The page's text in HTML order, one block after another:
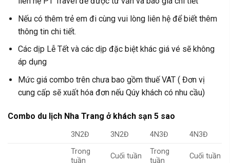
Nếu có thêm trẻ em đi cùng vui lòng liên hệ để biết thêm
thông tin chi tiết.
Các dịp Lễ Tết và các dịp đặc biệt khác giá vé sẽ không
áp dụng
Mức giá combo trên chưa bao gồm thuế VAT ( Đơn vị
cung cấp sẽ xuất hóa đơn nếu Qúy khách có nhu cầu)
Combo du lịch Nha Trang ở khách sạn 5 sao
3N2Đ 3N2Đ 4N3Đ
4N3Đ
Trong
tuần
Cuối tuần
Trong
tuần
Cuối tuần